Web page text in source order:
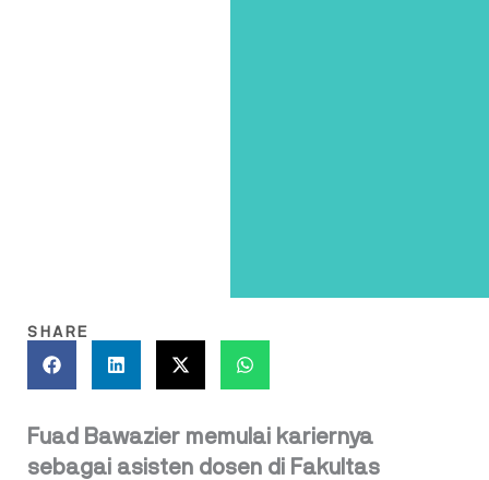
SHARE
Fuad Bawazier memulai kariernya
sebagai asisten dosen di Fakultas